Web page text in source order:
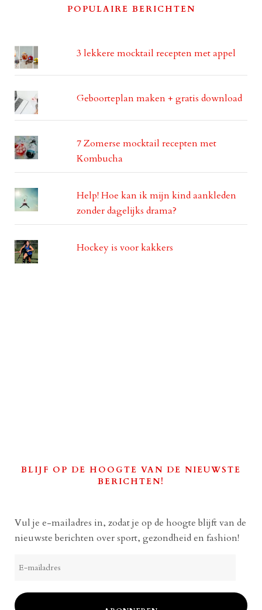
POPULAIRE BERICHTEN
3 lekkere mocktail recepten met appel
Geboorteplan maken + gratis download
7 Zomerse mocktail recepten met
Kombucha
Help! Hoe kan ik mijn kind aankleden
zonder dagelijks drama?
Hockey is voor kakkers
BLIJF OP DE HOOGTE VAN DE NIEUWSTE
BERICHTEN!
Vul je e-mailadres in, zodat je op de hoogte blijft van de
nieuwste berichten over sport, gezondheid en fashion!
mailadres